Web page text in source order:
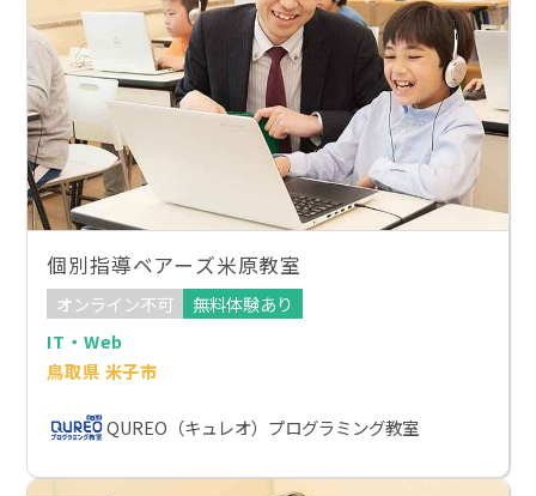
個別指導ベアーズ米原教室
オンライン不可
無料体験あり
IT・Web
鳥取県 米子市
QUREO（キュレオ）プログラミング教室